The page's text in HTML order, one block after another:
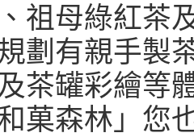
祖母綠紅茶
劃有親手製
茶罐彩繪等
菓森林」您